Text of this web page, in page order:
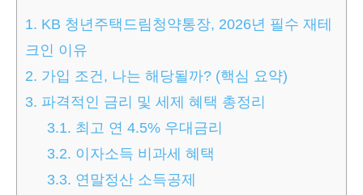
1. KB 청년주택드림청약통장, 2026년 필수 재테
크인 이유
2. 가입 조건, 나는 해당될까? (핵심 요약)
3. 파격적인 금리 및 세제 혜택 총정리
3.1. 최고 연 4.5% 우대금리
3.2. 이자소득 비과세 혜택
3.3. 연말정산 소득공제